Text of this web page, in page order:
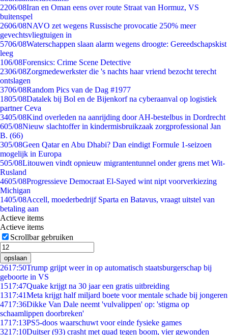
2206/08Iran en Oman eens over route Straat van Hormuz, VS
buitenspel
2606/08NAVO zet wegens Russische provocatie 250% meer
gevechtsvliegtuigen in
5706/08Waterschappen slaan alarm wegens droogte: Gereedschapskist
leeg
106/08Forensics: Crime Scene Detective
2306/08Zorgmedewerkster die 's nachts haar vriend bezocht terecht
ontslagen
3706/08Random Pics van de Dag #1977
1805/08Datalek bij Bol en de Bijenkorf na cyberaanval op logistiek
partner Ceva
3405/08Kind overleden na aanrijding door AH-bestelbus in Dordrecht
605/08Nieuw slachtoffer in kindermisbruikzaak zorgprofessional Jan
B. (66)
305/08Geen Qatar en Abu Dhabi? Dan eindigt Formule 1-seizoen
mogelijk in Europa
505/08Litouwen vindt opnieuw migrantentunnel onder grens met Wit-
Rusland
4605/08Progressieve Democraat El-Sayed wint nipt voorverkiezing
Michigan
1405/08Accell, moederbedrijf Sparta en Batavus, vraagt uitstel van
betaling aan
Actieve items
Actieve items
Scrollbar gebruiken
opslaan
2617:50Trump grijpt weer in op automatisch staatsburgerschap bij
geboorte in VS
1517:47Quake krijgt na 30 jaar een gratis uitbreiding
1317:41Meta krijgt half miljard boete voor mentale schade bij jongeren
4717:36Dikke Van Dale neemt 'vulvalippen' op: 'stigma op
schaamlippen doorbreken'
1717:13PS5-doos waarschuwt voor einde fysieke games
3217:10Duitser (93) crasht met quad tegen boom, vier gewonden